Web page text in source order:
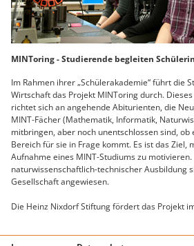
MINToring - Studierende begleiten
Im Rahmen ihrer „Schülerakademie“ führt die
Wirtschaft das Projekt MINToring durch.
richtet sich an angehende Abiturienten, die
MINT-Fächer (Mathematik, Informatik,
mitbringen, aber noch unentschlossen sind, ob
Bereich für sie in Frage kommt. Es ist das Ziel,
Aufnahme eines MINT-Studiums zu
naturwissenschaftlich-technischer Ausbildung
Gesellschaft angewiesen.
Die Heinz Nixdorf Stiftung fördert das Projekt